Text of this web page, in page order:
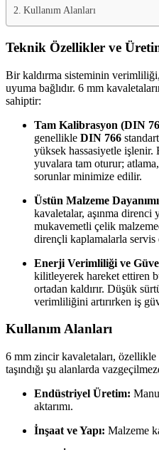
Kullanım Alanları
Teknik Özellikler ve
Bir kaldırma sisteminin
uyuma bağlıdır. 6 mm
sahiptir:
Tam Kalibrasyon (DIN
genellikle DIN 766
yüksek hassasiyetle işlenir.
yuvalara tam oturur; atlama,
sorunlar minimize edilir.
Üstün Malzeme
kavaletalar, aşınma direnci
mukavemetli çelik
dirençli kaplamalarla servis
Enerji Verimliliği ve
kilitleyerek hareket ettiren
ortadan kaldırır. Düşük
verimliliğini artırırken iş
Kullanım Alanları
6 mm zincir kavaletaları,
taşındığı şu alanlarda
Endüstriyel Üretim:
aktarımı.
İnşaat ve Yapı: Malzeme